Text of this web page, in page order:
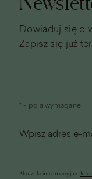
Dowiaduj się o
Zapisz się już
* - pola wymagane
Wpisz adres e-
Klauzula informacyjna.